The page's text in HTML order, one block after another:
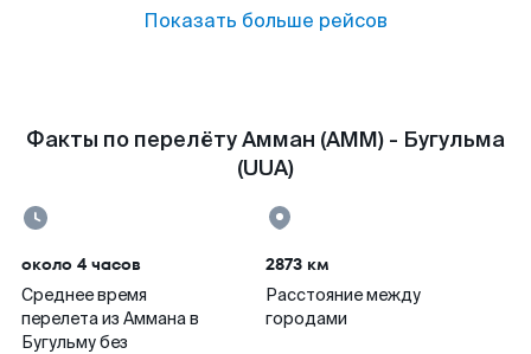
Показать больше рейсов
Факты по перелёту Амман (AMM) - Бугульма
(UUA)
около 4 часов
Среднее время
перелета из Аммана в
Бугульму без
2873 км
Расстояние между
городами